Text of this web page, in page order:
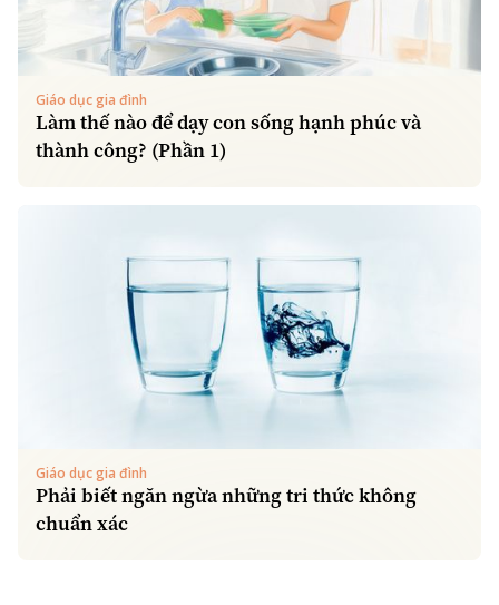
Giáo dục gia đình
Làm thế nào để dạy con sống hạnh phúc và
thành công? (Phần 1)
Giáo dục gia đình
Phải biết ngăn ngừa những tri thức không
chuẩn xác